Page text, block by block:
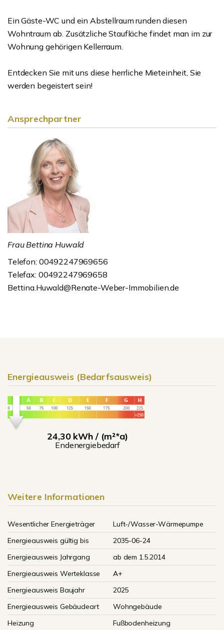
Ein Gäste-WC und ein Abstellraum runden diesen
Wohntraum ab. Zusätzliche Staufläche findet man im zur
Wohnung gehörigen Kellerraum.
Entdecken Sie mit uns diese herrliche Mieteinheit, Sie
werden begeistert sein!
Ansprechpartner
Frau Bettina Huwald
Telefon: 00492247969656
Telefax: 00492247969658
Bettina.Huwald@Renate-Weber-Immobilien.de
Energieausweis (Bedarfsausweis)
24,30 kWh / (m²*a)
Endenergiebedarf
Weitere Informationen
Wesentlicher Energieträger
Luft-/Wasser-Wärmepumpe
Energieausweis gültig bis
2035-06-24
Energieausweis Jahrgang
ab dem 1.5.2014
Energieausweis Werteklasse
A+
Energieausweis Baujahr
2025
Energieausweis Gebäudeart
Wohngebäude
Heizung
Fußbodenheizung